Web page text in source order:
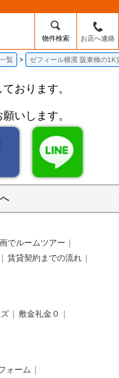
物件検索 お店へ連絡
覧 ゼフィール横濱 阪東橋の1K
おります。
いします。
でルームツアー
賃貸契約までの流れ
敷金礼金０
ォーム